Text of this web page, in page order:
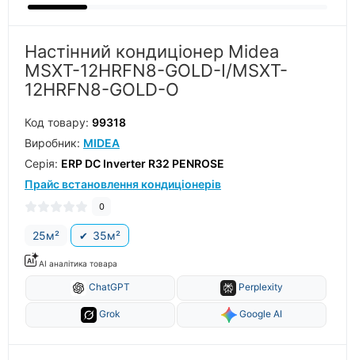
Настінний кондиціонер Midea
MSXT-12HRFN8-GOLD-I/MSXT-
12HRFN8-GOLD-O
Код товару: 99318
Виробник: MIDEA
Серiя: ERP DC Inverter R32 PENROSE
Прайс встановлення кондиціонерів
0
25м² 35м²
AI аналітика товара
ChatGPT Perplexity
Grok Google AI